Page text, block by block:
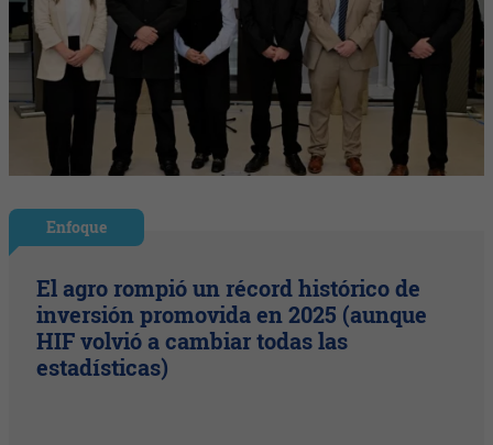
Enfoque
El agro rompió un récord histórico de
inversión promovida en 2025 (aunque
HIF volvió a cambiar todas las
estadísticas)